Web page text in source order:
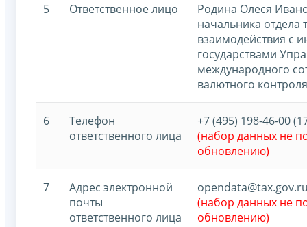
5 Ответственное лицо
Родина Олеся
начальника отдела
взаимодействия с
государствами
международного
валютного
6
Телефон
ответственного лица
+7 (495) 198-46-00
(набор данных не
обновлению)
7
Адрес электронной
почты
ответственного лица
(набор данных не
обновлению)